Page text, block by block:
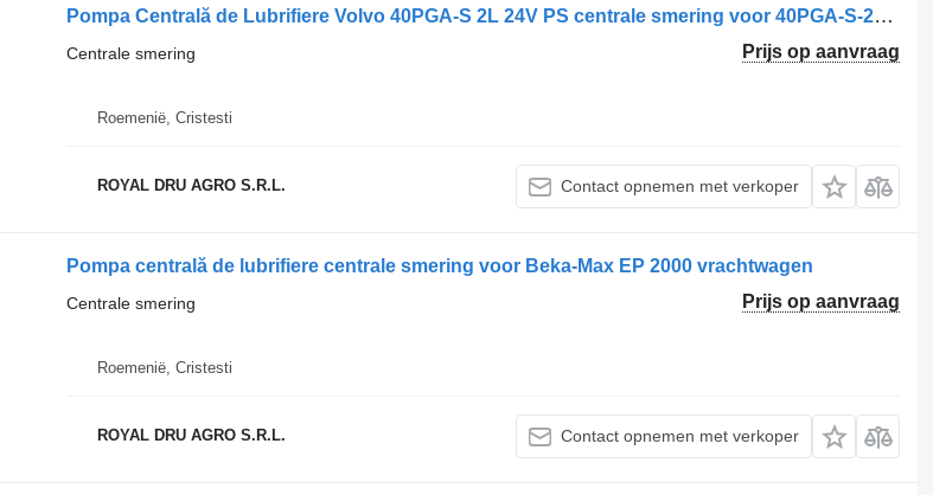
Pompa Centrală de Lubrifiere Volvo 40PGA-S 2L 24V PS centrale smering voor 40PGA-S-2L-24-PS vrachtwagen
Prijs op aanvraag
Centrale smering
Roemenië, Cristesti
ROYAL DRU AGRO S.R.L. Contact opnemen met verkoper
Pompa centrală de lubrifiere centrale smering voor Beka-Max EP 2000 vrachtwagen
Prijs op aanvraag
Centrale smering
Roemenië, Cristesti
ROYAL DRU AGRO S.R.L. Contact opnemen met verkoper